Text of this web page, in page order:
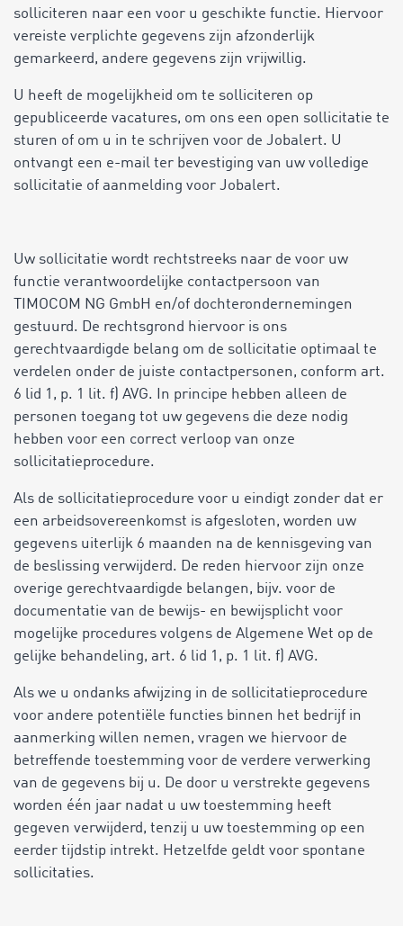
solliciteren naar een voor u geschikte functie. Hiervoor
vereiste verplichte gegevens zijn afzonderlijk
gemarkeerd, andere gegevens zijn vrijwillig.
U heeft de mogelijkheid om te solliciteren op
gepubliceerde vacatures, om ons een open sollicitatie te
sturen of om u in te schrijven voor de Jobalert. U
ontvangt een e-mail ter bevestiging van uw volledige
sollicitatie of aanmelding voor Jobalert.
Uw sollicitatie wordt rechtstreeks naar de voor uw
functie verantwoordelijke contactpersoon van
TIMOCOM NG GmbH en/of dochterondernemingen
gestuurd. De rechtsgrond hiervoor is ons
gerechtvaardigde belang om de sollicitatie optimaal te
verdelen onder de juiste contactpersonen, conform art.
6 lid 1, p. 1 lit. f) AVG. In principe hebben alleen de
personen toegang tot uw gegevens die deze nodig
hebben voor een correct verloop van onze
sollicitatieprocedure.
Als de sollicitatieprocedure voor u eindigt zonder dat er
een arbeidsovereenkomst is afgesloten, worden uw
gegevens uiterlijk 6 maanden na de kennisgeving van
de beslissing verwijderd. De reden hiervoor zijn onze
overige gerechtvaardigde belangen, bijv. voor de
documentatie van de bewijs- en bewijsplicht voor
mogelijke procedures volgens de Algemene Wet op de
gelijke behandeling, art. 6 lid 1, p. 1 lit. f) AVG.
Als we u ondanks afwijzing in de sollicitatieprocedure
voor andere potentiële functies binnen het bedrijf in
aanmerking willen nemen, vragen we hiervoor de
betreffende toestemming voor de verdere verwerking
van de gegevens bij u. De door u verstrekte gegevens
worden één jaar nadat u uw toestemming heeft
gegeven verwijderd, tenzij u uw toestemming op een
eerder tijdstip intrekt. Hetzelfde geldt voor spontane
sollicitaties.